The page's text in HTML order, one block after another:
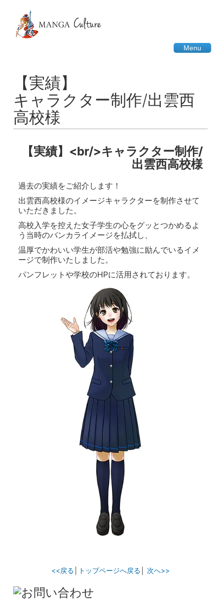
Menu
【実績】
キャラクター制作/出雲西
高校様
【実績】<br/>キャラクター制作/
出雲西高校様
過去の実績をご紹介します！
出雲西高校様のイメージキャラクターを制作させて
いただきました。
高校入学を控えた女子学生の心をグッとつかめるよ
う当時のバンカライメージを払拭し、
温厚でかわいい学生が部活や勉強に励んでいるイメ
ージで制作いたしました。
パンフレットや学校のHPに活用されております。
<<戻る トップページへ戻る 次へ>>